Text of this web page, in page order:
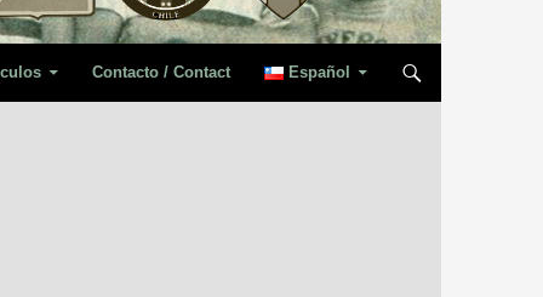
Contacto / Contact Español